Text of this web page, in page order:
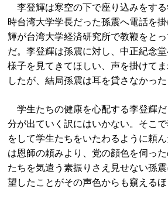
李登輝は寒空の下で座り込みをす
時台湾大学学長だった孫震へ電話を
輝が台湾大学経済研究所で教鞭をと
だ。李登輝は孫震に対し、中正紀念
様子を見てきてほしい、声を掛けて
したが、結局孫震は耳を貸さなかった
学生たちの健康を心配する李登輝
分が出ていく訳にはいかない。そこ
をして学生たちをいたわるように頼
は恩師の頼みより、党の顔色を伺っ
たちを気遣う素振りさえ見せない孫
望したことがその声色からも窺えるほ